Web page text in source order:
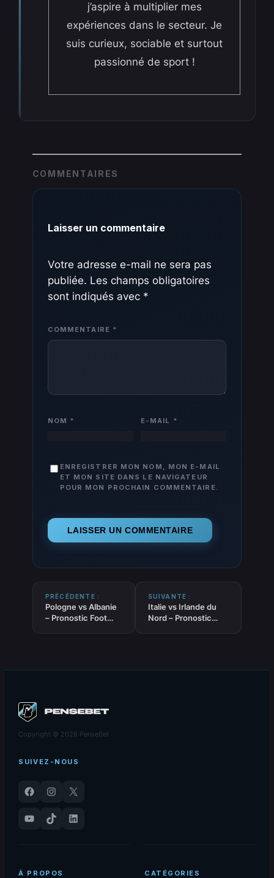
j’aspire à multiplier mes
expériences dans le secteur. Je
suis curieux, sociable et surtout
passionné de sport !
COMMENTAIRES
Laisser un commentaire
Votre adresse e-mail ne sera pas
publiée. Les champs obligatoires
sont indiqués avec *
COMMENTAIRE *
NOM * E-MAIL *
ENREGISTRER MON NOM, MON E-MAIL
ET MON SITE DANS LE NAVIGATEUR
POUR MON PROCHAIN COMMENTAIRE.
PRÉCÉDENTE :
Pologne vs Albanie
– Pronostic Foot
2026 – 26/03/2026
SUIVANTE :
Italie vs Irlande du
Nord – Pronostic
26/03/2026
Copyright © 2026 PenseBet
SUIVEZ-NOUS
Facebook Instagram
X
YouTube
TikTok LinkedIn
À PROPOS CATÉGORIES